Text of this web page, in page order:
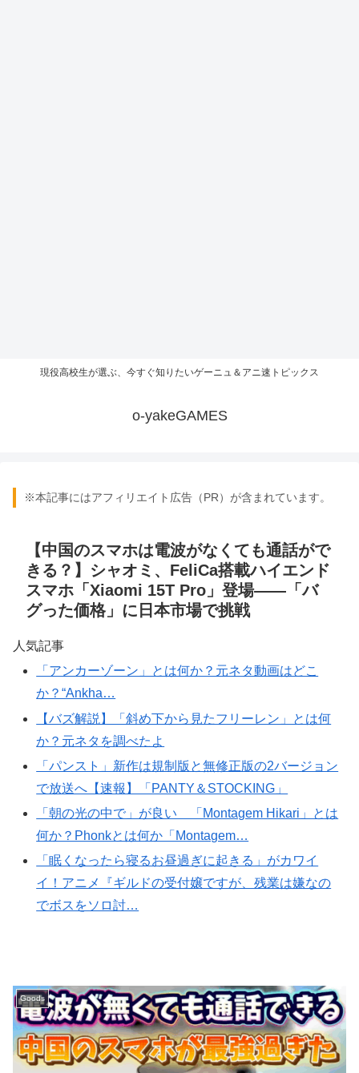
現役高校生が選ぶ、今すぐ知りたいゲーニュ＆アニ速トピックス
o-yakeGAMES
※本記事にはアフィリエイト広告（PR）が含まれています。
【中国のスマホは電波がなくても通話がで
きる？】シャオミ、FeliCa搭載ハイエンド
スマホ「Xiaomi 15T Pro」登場――「バ
グった価格」に日本市場で挑戦
人気記事
「アンカーゾーン」とは何か？元ネタ動画はどこ
か？“Ankha…
【バズ解説】「斜め下から見たフリーレン」とは何
か？元ネタを調べたよ
「パンスト」新作は規制版と無修正版の2バージョン
で放送へ【速報】「PANTY＆STOCKING」
「朝の光の中で」が良い 「Montagem Hikari」とは
何か？Phonkとは何か「Montagem…
「眠くなったら寝るお昼過ぎに起きる」がカワイ
イ！アニメ『ギルドの受付嬢ですが、残業は嫌なの
でボスをソロ討…
Goods